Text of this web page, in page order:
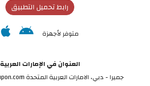
رابط تحميل التطبيق
متوفر لأجهزة
العنوان في الإمارات العربية
جميرا - دبي، الامارات العربية المتحدة emirates@alcoupon.com